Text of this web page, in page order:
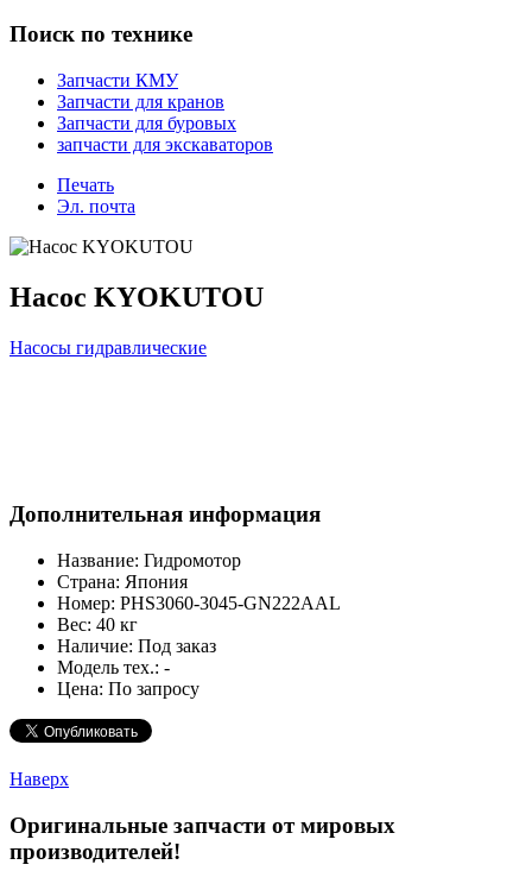
Поиск по технике
Запчасти КМУ
Запчасти для кранов
Запчасти для буровых
запчасти для экскаваторов
Печать
Эл. почта
Насос KYOKUTOU
Насосы гидравлические
Дополнительная информация
Название: Гидромотор
Страна: Япония
Номер: PHS3060-3045-GN222AAL
Вес: 40 кг
Наличие: Под заказ
Модель тех.: -
Цена: По запросу
Наверх
Оригинальные запчасти от мировых
производителей!